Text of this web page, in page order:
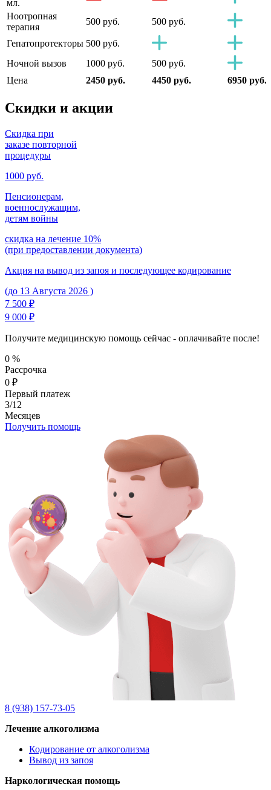
мл.
Ноотропная
терапия
500 руб. 500 руб.
Гепатопротекторы 500 руб.
Ночной вызов
1000 руб.
500 руб.
Цена
2450 руб. 4450 руб. 6950 руб.
Скидки и акции
Скидка при
заказе повторной
процедуры
1000 руб.
Пенсионерам,
военнослужащим,
детям войны
скидка на лечение 10%
(при предоставлении документа)
Акция на вывод из запоя и последующее кодирование
(до 13 Августа 2026 )
7 500 ₽
9 000 ₽
Получите медицинскую помощь сейчас - оплачивайте после!
0 %
Рассрочка
0 ₽
Первый платеж
3/12
Месяцев
Получить помощь
8 (938) 157-73-05
Лечение алкоголизма
Кодирование от алкоголизма
Вывод из запоя
Наркологическая помощь